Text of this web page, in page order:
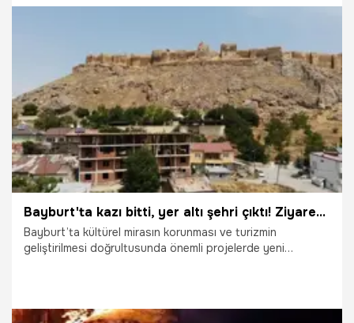
hayat bulacak.
25.03.2026 Eskişehir
Bayburt'ta kazı bitti, yer altı şehri çıktı! Ziyarete açılıyor
Bayburt’ta kültürel mirasın korunması ve turizmin
geliştirilmesi doğrultusunda önemli projelerde yeni
Kent Müzesi ile ilgili çalışmalar hız kazandı.